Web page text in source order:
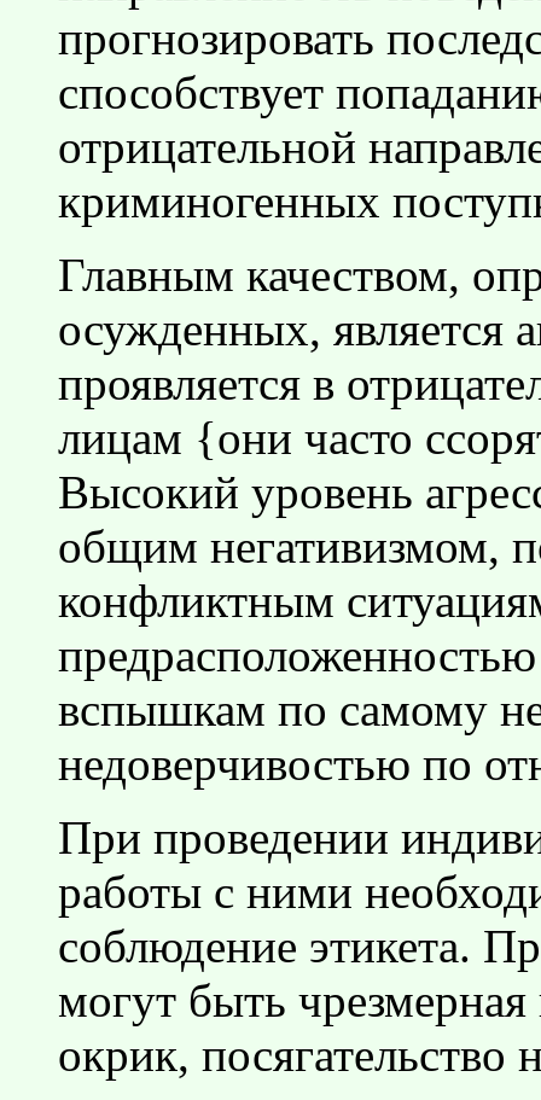
прогнозировать
способствует
отрицательной
криминогенных
Главным качеством,
осужденных, является
проявляется в
лицам {они часто
Высокий уровень
общим негативизмом,
конфликтным
вспышкам по самому
недоверчивостью по
При проведении
работы с ними
соблюдение этикета.
могут быть чрезмерная
окрик, посягательство